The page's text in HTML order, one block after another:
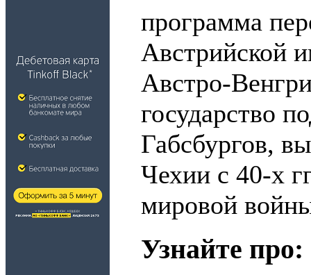
программа
Австрийской
Австро-
государство
Габсбургов,
Чехии с 40-х
мировой
Узнайте про: